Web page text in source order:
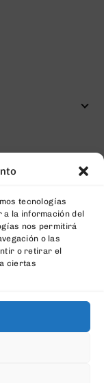
tecnologías
la información del
nos permitirá
o las
o retirar el
ciertas